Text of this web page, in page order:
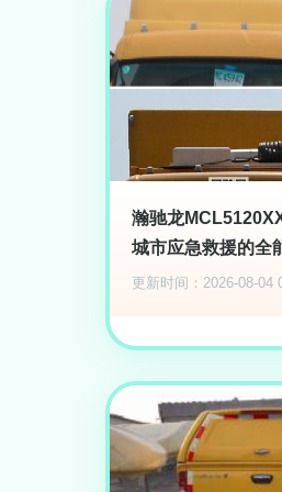
瀚驰龙
城市应急救援的全
更新时间：2026-08-04